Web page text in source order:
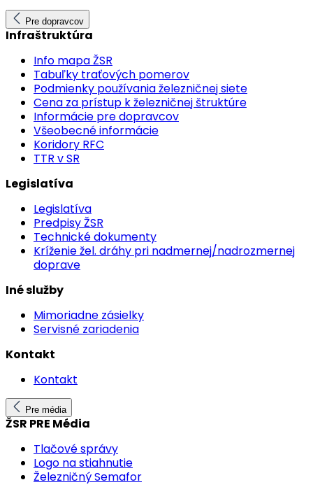
Pre dopravcov
Infraštruktúra
Info mapa ŽSR
Tabuľky traťových pomerov
Podmienky používania železničnej siete
Cena za prístup k železničnej štruktúre
Informácie pre dopravcov
Všeobecné informácie
Koridory RFC
TTR v SR
Legislatíva
Legislatíva
Predpisy ŽSR
Technické dokumenty
Kríženie žel. dráhy pri nadmernej/nadrozmernej
doprave
Iné služby
Mimoriadne zásielky
Servisné zariadenia
Kontakt
Kontakt
Pre média
ŽSR PRE Média
Tlačové správy
Logo na stiahnutie
Železničný Semafor